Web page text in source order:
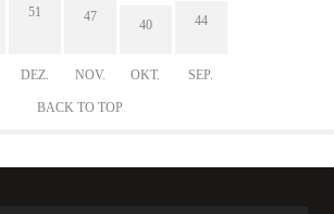
51
DEZ.
47
NOV.
40
OKT.
44
SEP.
BACK TO TOP